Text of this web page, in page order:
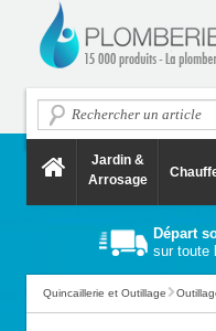
Jardin &
Arrosage
Départ
sur toute
Quincaillerie et Outillage